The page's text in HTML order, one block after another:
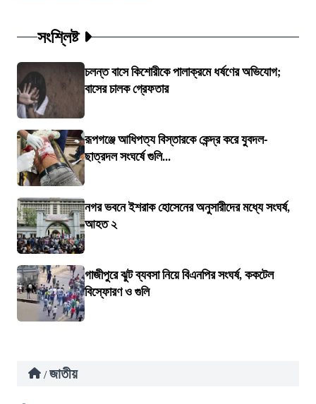
সংশ্লিষ্ট
চলন্ত বাসে কিশোরীকে পালাক্রমে ধর্ষণের অভিযোগ;
বাসের চালক গ্রেফতার
রূপগঞ্জে আধিপত্য বিস্তারকে কেন্দ্র করে যুবদল-
ছাত্রদল সংঘর্ষে গুলি...
নগর ভবনে ইশরাক হোসেনের অনুসারীদের মধ্যে সংঘর্ষ,
আহত ২
গাজীপুরে ঝুট ব্যবসা নিয়ে বিএনপির সংঘর্ষ, ককটেল
বিস্ফোরণ ও গুলি
/ জাতীয়